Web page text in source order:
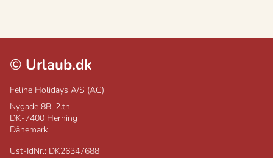
© Urlaub.dk
Feline Holidays A/S (AG)
Nygade 8B, 2.th
DK-7400 Herning
Dänemark
Ust-IdNr.: DK26347688